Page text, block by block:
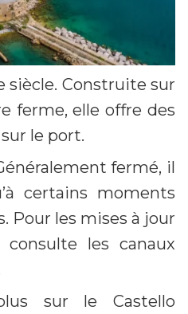
siècle. Construite sur
ferme, elle offre des
le port.
fermé, il
certains moments
Pour les mises à jour
les canaux
sur le Castello